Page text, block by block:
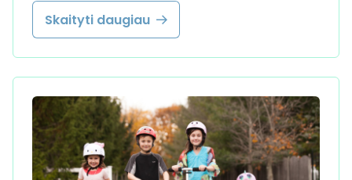
Skaityti daugiau